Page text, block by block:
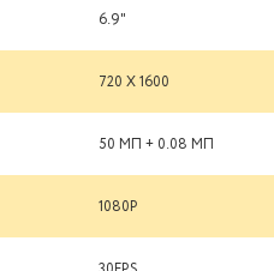
6.9"
720 X 1600
50 МП + 0.08 МП
1080P